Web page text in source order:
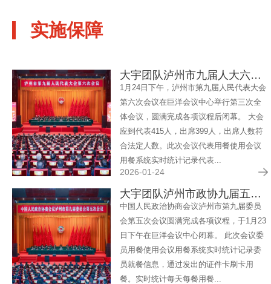
实施保障
大宇团队泸州市九届人大六次会议 圆满服务
1月24日下午，泸州市第九届人民代表大会
第六次会议在巨洋会议中心举行第三次全
体会议，圆满完成各项议程后闭幕。 大会
应到代表415人，出席399人，出席人数符
合法定人数。此次会议代表用餐使用会议
用餐系统实时统计记录代表...
2026-01-24
大宇团队泸州市政协九届五次会议圆满服务
中国人民政治协商会议泸州市第九届委员
会第五次会议圆满完成各项议程，于1月23
日下午在巨洋会议中心闭幕。 此次会议委
员用餐使用会议用餐系统实时统计记录委
员就餐信息，通过发出的证件卡刷卡用
餐。实时统计每天每餐用餐...